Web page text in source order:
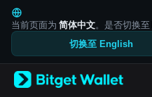
English
日本語
Tiếng Việt
Русский
Español (Latinoamérica)
Türkçe
当前页面为 简体中文。是否切换至
切换至 English